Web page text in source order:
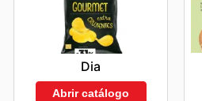
Dia
Abrir catálogo